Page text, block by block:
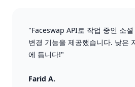
"Faceswap API로 작업 중인 소
변경 기능을 제공했습니다. 낮은
에 듭니다!"
Farid A.